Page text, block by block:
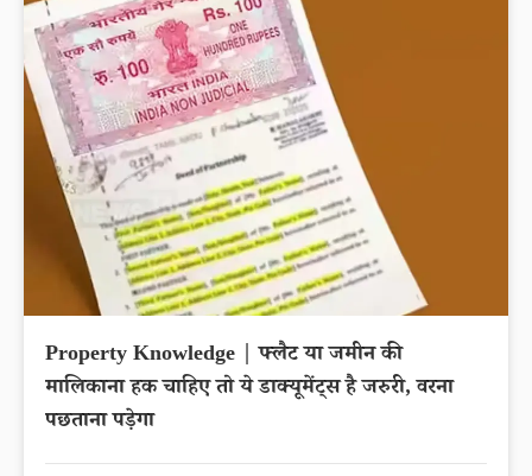
Property Knowledge | फ्लैट या जमीन की
मालिकाना हक चाहिए तो ये डाक्यूमेंट्स है जरुरी, वरना
पछताना पड़ेगा